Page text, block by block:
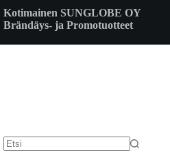
to
content
Kotimainen SUNGLOBE OY
Brändäys- ja Promotuotteet